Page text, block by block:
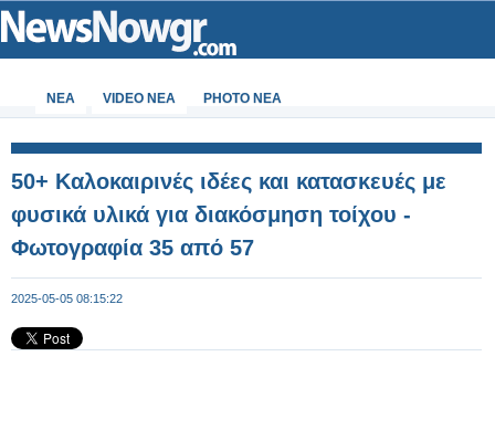
ΝΕΑ VIDEO NEA PHOTO NEA
50+ Καλοκαιρινές ιδέες και κατασκευές με
φυσικά υλικά για διακόσμηση τοίχου -
Φωτογραφία 35 από 57
2025-05-05 08:15:22